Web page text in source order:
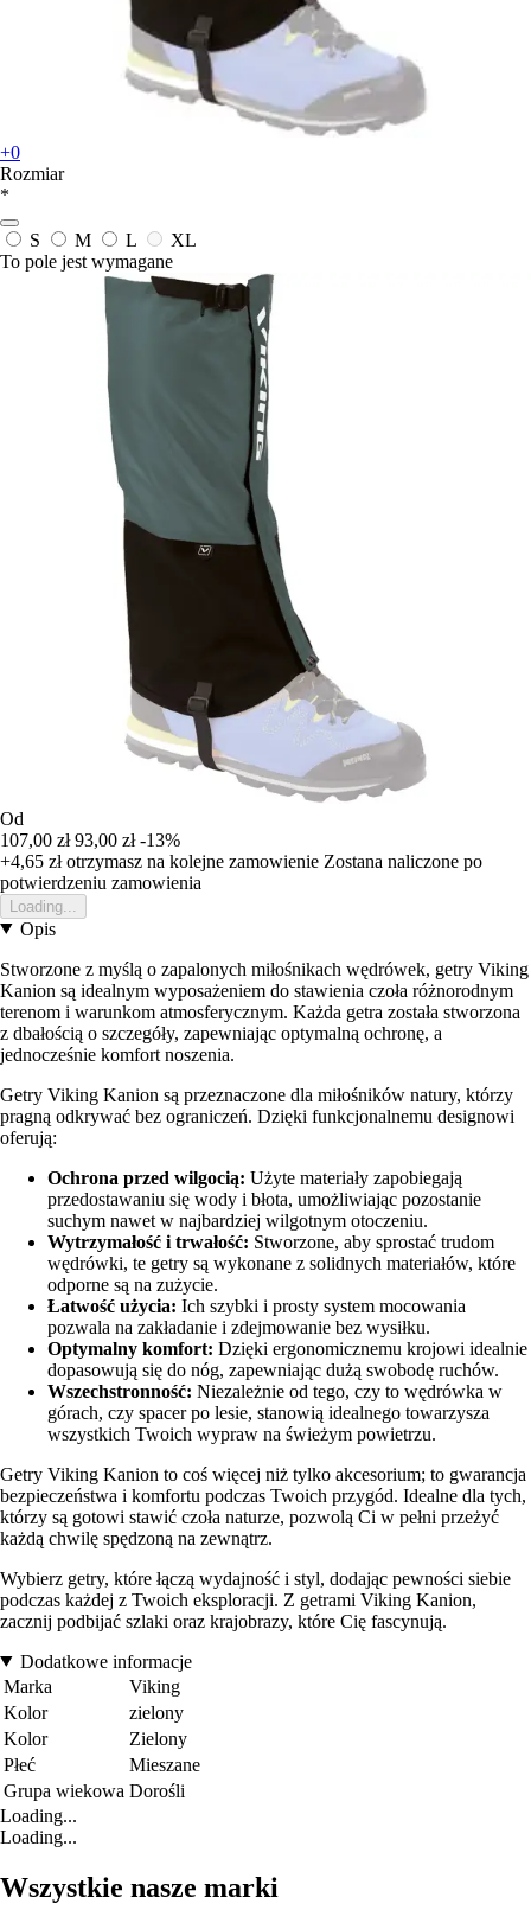
+0
Rozmiar
*
S M L
XL
To pole jest wymagane
Od
107,00 zł 93,00 zł -13%
+4,65 złotrzymasz na kolejne zamowienie Zostana naliczone po
potwierdzeniu zamowienia
Loading...
Opis
Stworzone z myślą o zapalonych miłośnikach wędrówek, getry Viking
Kanion są idealnym wyposażeniem do stawienia czoła różnorodnym
terenom i warunkom atmosferycznym. Każda getra została stworzona
z dbałością o szczegóły, zapewniając optymalną ochronę, a
jednocześnie komfort noszenia.
Getry Viking Kanion są przeznaczone dla miłośników natury, którzy
pragną odkrywać bez ograniczeń. Dzięki funkcjonalnemu designowi
oferują:
Ochrona przed wilgocią: Użyte materiały zapobiegają
przedostawaniu się wody i błota, umożliwiając pozostanie
suchym nawet w najbardziej wilgotnym otoczeniu.
Wytrzymałość i trwałość: Stworzone, aby sprostać trudom
wędrówki, te getry są wykonane z solidnych materiałów, które
odporne są na zużycie.
Łatwość użycia: Ich szybki i prosty system mocowania
pozwala na zakładanie i zdejmowanie bez wysiłku.
Optymalny komfort: Dzięki ergonomicznemu krojowi idealnie
dopasowują się do nóg, zapewniając dużą swobodę ruchów.
Wszechstronność: Niezależnie od tego, czy to wędrówka w
górach, czy spacer po lesie, stanowią idealnego towarzysza
wszystkich Twoich wypraw na świeżym powietrzu.
Getry Viking Kanion to coś więcej niż tylko akcesorium; to gwarancja
bezpieczeństwa i komfortu podczas Twoich przygód. Idealne dla tych,
którzy są gotowi stawić czoła naturze, pozwolą Ci w pełni przeżyć
każdą chwilę spędzoną na zewnątrz.
Wybierz getry, które łączą wydajność i styl, dodając pewności siebie
podczas każdej z Twoich eksploracji. Z getrami Viking Kanion,
zacznij podbijać szlaki oraz krajobrazy, które Cię fascynują.
Dodatkowe informacje
Marka
Viking
Kolor
zielony
Kolor
Zielony
Płeć
Mieszane
Grupa wiekowa Dorośli
Loading...
Loading...
Wszystkie nasze marki